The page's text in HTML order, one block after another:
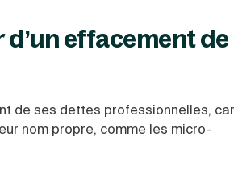
effacement de
de ses dettes professionnelles, car
nom propre, comme les micro-